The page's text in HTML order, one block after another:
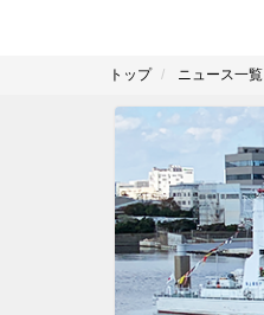
トップ ニュース一覧